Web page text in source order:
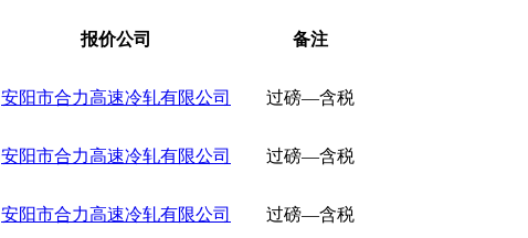
报价公司 备注
安阳市合力高速冷轧有限公司 过磅—含税
安阳市合力高速冷轧有限公司 过磅—含税
安阳市合力高速冷轧有限公司 过磅—含税